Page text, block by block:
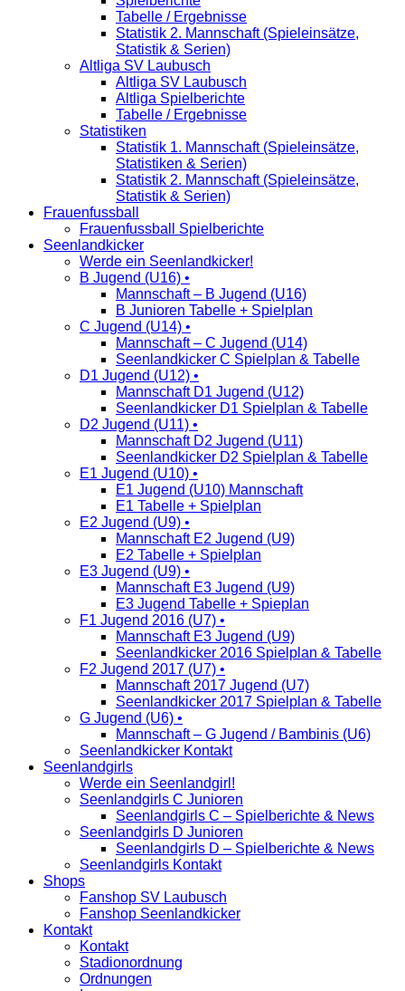
Tabelle / Ergebnisse
Statistik 2. Mannschaft (Spieleinsätze,
Statistik & Serien)
Altliga SV Laubusch
Altliga SV Laubusch
Altliga Spielberichte
Tabelle / Ergebnisse
Statistiken
Statistik 1. Mannschaft (Spieleinsätze,
Statistiken & Serien)
Statistik 2. Mannschaft (Spieleinsätze,
Statistik & Serien)
Frauenfussball
Frauenfussball Spielberichte
Seenlandkicker
Werde ein Seenlandkicker!
B Jugend (U16) •
Mannschaft – B Jugend (U16)
B Junioren Tabelle + Spielplan
C Jugend (U14) •
Mannschaft – C Jugend (U14)
Seenlandkicker C Spielplan & Tabelle
D1 Jugend (U12) •
Mannschaft D1 Jugend (U12)
Seenlandkicker D1 Spielplan & Tabelle
D2 Jugend (U11) •
Mannschaft D2 Jugend (U11)
Seenlandkicker D2 Spielplan & Tabelle
E1 Jugend (U10) •
E1 Jugend (U10) Mannschaft
E1 Tabelle + Spielplan
E2 Jugend (U9) •
Mannschaft E2 Jugend (U9)
E2 Tabelle + Spielplan
E3 Jugend (U9) •
Mannschaft E3 Jugend (U9)
E3 Jugend Tabelle + Spieplan
F1 Jugend 2016 (U7) •
Mannschaft E3 Jugend (U9)
Seenlandkicker 2016 Spielplan & Tabelle
F2 Jugend 2017 (U7) •
Mannschaft 2017 Jugend (U7)
Seenlandkicker 2017 Spielplan & Tabelle
G Jugend (U6) •
Mannschaft – G Jugend / Bambinis (U6)
Seenlandkicker Kontakt
Seenlandgirls
Werde ein Seenlandgirl!
Seenlandgirls C Junioren
Seenlandgirls C – Spielberichte & News
Seenlandgirls D Junioren
Seenlandgirls D – Spielberichte & News
Seenlandgirls Kontakt
Shops
Fanshop SV Laubusch
Fanshop Seenlandkicker
Kontakt
Kontakt
Stadionordnung
Ordnungen